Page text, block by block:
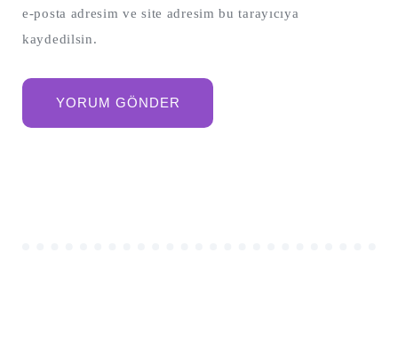
e-posta adresim ve site adresim bu tarayıcıya
kaydedilsin.